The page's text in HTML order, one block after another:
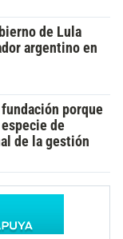
de Lula
argentino en
porque
de
de la gestión